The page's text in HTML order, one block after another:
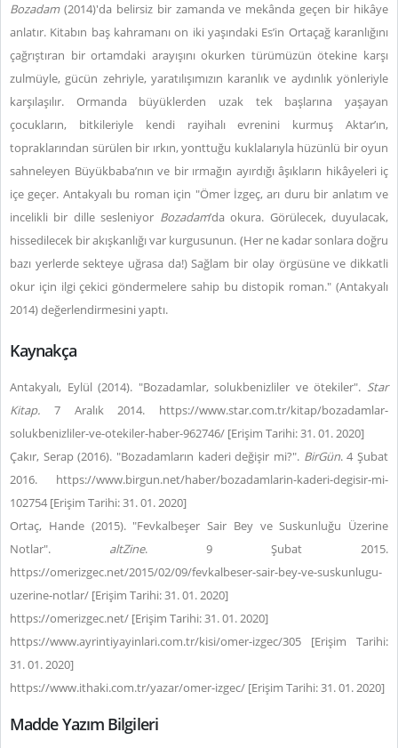
Bozadam(2014)'da belirsiz bir zamanda ve mekânda geçen bir hikâye
anlatır. Kitabın baş kahramanı on iki yaşındaki Es’in Ortaçağ karanlığını
çağrıştıran bir ortamdaki arayışını okurken türümüzün ötekine karşı
zulmüyle, gücün zehriyle, yaratılışımızın karanlık ve aydınlık yönleriyle
karşılaşılır. Ormanda büyüklerden uzak tek başlarına yaşayan
çocukların, bitkileriyle kendi rayihalı evrenini kurmuş Aktar’ın,
topraklarından sürülen bir ırkın, yonttuğu kuklalarıyla hüzünlü bir oyun
sahneleyen Büyükbaba’nın ve bir ırmağın ayırdığı âşıkların hikâyeleri iç
içe geçer. Antakyalı bu roman için "Ömer İzgeç, arı duru bir anlatım ve
incelikli bir dille sesleniyor Bozadam’da okura. Görülecek, duyulacak,
hissedilecek bir akışkanlığı var kurgusunun. (Her ne kadar sonlara doğru
bazı yerlerde sekteye uğrasa da!) Sağlam bir olay örgüsüne ve dikkatli
okur için ilgi çekici göndermelere sahip bu distopik roman." (Antakyalı
2014) değerlendirmesini yaptı.
Kaynakça
Antakyalı, Eylül (2014). "Bozadamlar, solukbenizliler ve ötekiler". Star
Kitap. 7 Aralık 2014. https://www.star.com.tr/kitap/bozadamlar-
solukbenizliler-ve-otekiler-haber-962746/ [Erişim Tarihi: 31. 01. 2020]
Çakır, Serap (2016). "Bozadamların kaderi değişir mi?". BirGün. 4 Şubat
2016. https://www.birgun.net/haber/bozadamlarin-kaderi-degisir-mi-
102754 [Erişim Tarihi: 31. 01. 2020]
Ortaç, Hande (2015). "Fevkalbeşer Sair Bey ve Suskunluğu Üzerine
Notlar". altZine. 9 Şubat 2015.
https://omerizgec.net/2015/02/09/fevkalbeser-sair-bey-ve-suskunlugu-
uzerine-notlar/ [Erişim Tarihi: 31. 01. 2020]
https://omerizgec.net/ [Erişim Tarihi: 31. 01. 2020]
https://www.ayrintiyayinlari.com.tr/kisi/omer-izgec/305 [Erişim Tarihi:
31. 01. 2020]
https://www.ithaki.com.tr/yazar/omer-izgec/ [Erişim Tarihi: 31. 01. 2020]
Madde Yazım Bilgileri